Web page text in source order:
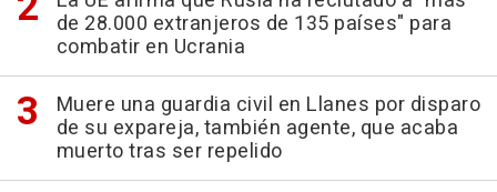
de 28.000 extranjeros de 135 países" para
combatir en Ucrania
Muere una guardia civil en Llanes por disparo
de su expareja, también agente, que acaba
muerto tras ser repelido